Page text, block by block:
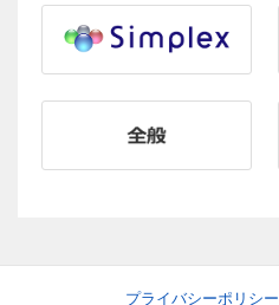
プライバシーポリシー